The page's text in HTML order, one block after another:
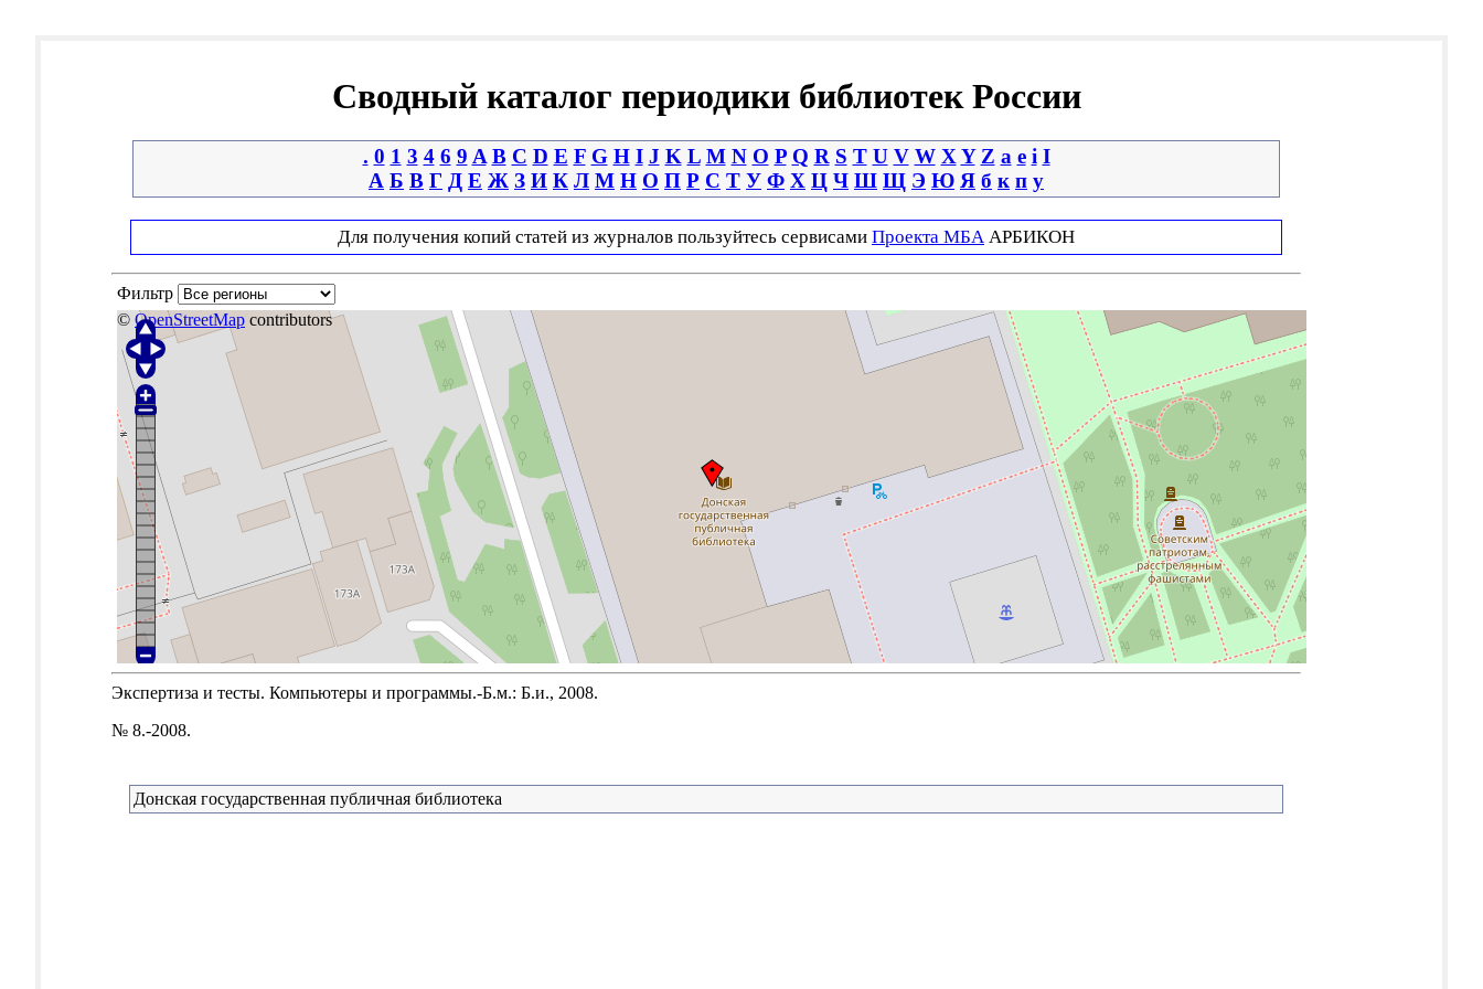
Сводный каталог периодики библиотек России
. 0 1 3 4 6 9 A B C D E F G H I J K L M N O P Q R S T U V W X Y Z a e i І
А Б В Г Д Е Ж З И К Л М Н О П Р С Т У Ф Х Ц Ч Ш Щ Э Ю Я б к п у
Для получения копий статей из журналов пользуйтесь сервисами Проекта МБА АРБИКОН
Фильтр
© OpenStreetMap contributors
Экспертиза и тесты. Компьютеры и программы.-Б.м.: Б.и., 2008.
№ 8.-2008.
Донская государственная публичная библиотека